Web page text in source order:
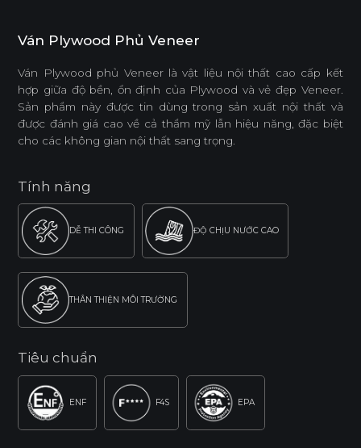
Ván Plywood Phủ Veneer
Ván Plywood phủ Veneer là vật liệu nội thất cao cấp kết
hợp giữa độ bền, ổn định của Plywood và vẻ đẹp Veneer.
Sản phẩm này được tin dùng trong sản xuất nội thất và
được đánh giá cao về cả thẩm mỹ lẫn hiệu năng, đặc biệt
cho các không gian nội thất sang trọng.
Tính năng
DỄ THI CÔNG ĐỘ CHỊU NƯỚC CAO
THÂN THIỆN MÔI TRƯỜNG
Tiêu chuẩn
ENF F4S EPA